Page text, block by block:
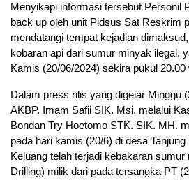
Menyikapi informasi tersebut Personil
back up oleh unit Pidsus Sat Reskrim
mendatangi tempat kejadian
kobaran api dari sumur minyak ilegal,
Kamis (20/06/2024) sekira pukul 20.00
Dalam press rilis yang digelar Minggu
AKBP. Imam Safii SIK. Msi. melalui
Bondan Try Hoetomo STK. SIK. MH.
pada hari kamis (20/6) di desa
Keluang telah terjadi kebakaran
Drilling) milik dari pada tersangka PT